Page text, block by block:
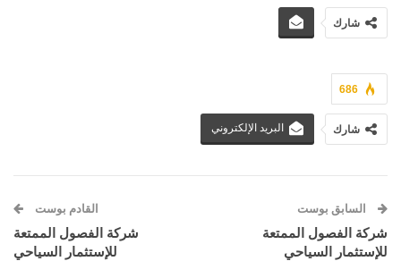
شارك
686
شارك البريد الإلكتروني
السابق بوست
شركة الفصول الممتعة
للإستثمار السياحي
القادم بوست
شركة الفصول الممتعة
للإستثمار السياحي